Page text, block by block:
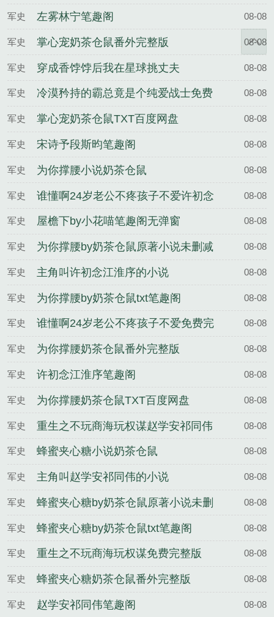
军史 左雾林宁笔趣阁 08-08
军史 掌心宠奶茶仓鼠番外完整版 08-08
军史 穿成香饽饽后我在星球挑丈夫 08-08
军史
冷漠矜持的霸总竟是个纯爱战士免费
完整版
08-08
军史 掌心宠奶茶仓鼠TXT百度网盘 08-08
军史 宋诗予段斯昀笔趣阁 08-08
军史 为你撑腰小说奶茶仓鼠 08-08
军史
谁懂啊24岁老公不疼孩子不爱许初念
江淮序
08-08
军史 屋檐下by小花喵笔趣阁无弹窗 08-08
军史 为你撑腰by奶茶仓鼠原著小说未删减 08-08
军史 主角叫许初念江淮序的小说 08-08
军史 为你撑腰by奶茶仓鼠txt笔趣阁 08-08
军史
谁懂啊24岁老公不疼孩子不爱免费完
整版
08-08
军史 为你撑腰奶茶仓鼠番外完整版 08-08
军史 许初念江淮序笔趣阁 08-08
军史 为你撑腰奶茶仓鼠TXT百度网盘 08-08
军史 重生之不玩商海玩权谋赵学安祁同伟 08-08
军史 蜂蜜夹心糖小说奶茶仓鼠 08-08
军史 主角叫赵学安祁同伟的小说 08-08
军史
蜂蜜夹心糖by奶茶仓鼠原著小说未删
减
08-08
军史 蜂蜜夹心糖by奶茶仓鼠txt笔趣阁 08-08
军史 重生之不玩商海玩权谋免费完整版 08-08
军史 蜂蜜夹心糖奶茶仓鼠番外完整版 08-08
军史 赵学安祁同伟笔趣阁 08-08